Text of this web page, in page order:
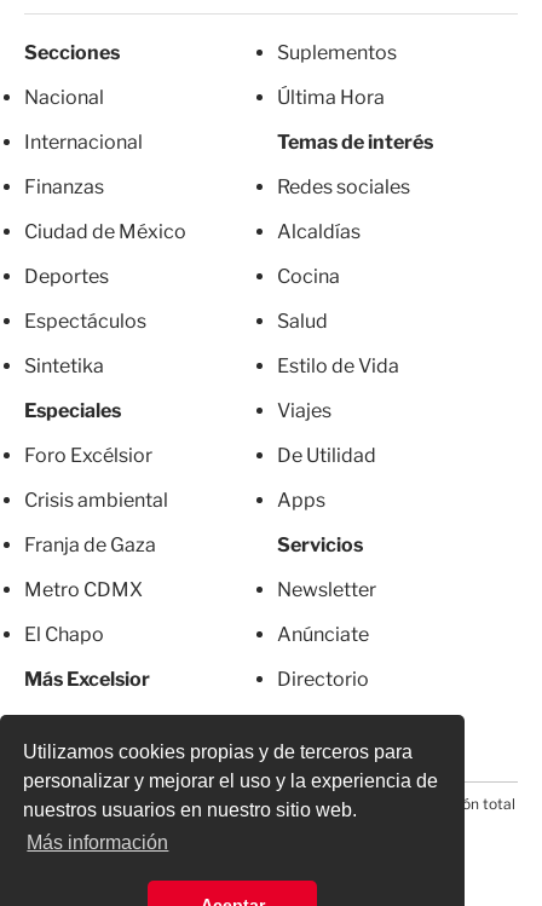
Utilizamos cookies propias y de terceros para
personalizar y mejorar el uso y la experiencia de
nuestros usuarios en nuestro sitio web.
Más información
Secciones
Nacional
Internacional
Finanzas
Ciudad de México
Deportes
Espectáculos
Sintetika
Especiales
Foro Excélsior
Crisis ambiental
Franja de Gaza
Metro CDMX
El Chapo
Más Excelsior
Suplementos
Última Hora
Temas de interés
Redes sociales
Alcaldías
Cocina
Salud
Estilo de Vida
Viajes
De Utilidad
Apps
Servicios
Newsletter
Anúnciate
Directorio
© 2026 Todos los derechos reservados. Prohibida la reproducción total
o parcial, incluyendo cualquier medio electrónico*